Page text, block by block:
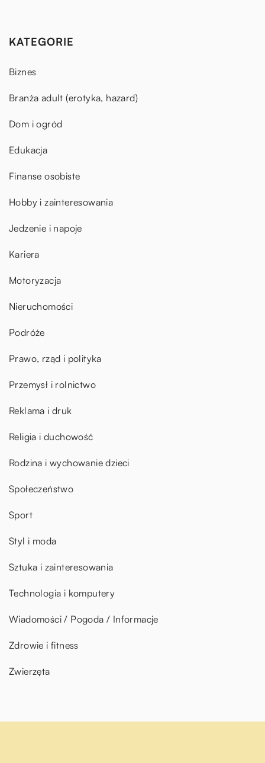
KATEGORIE
Biznes
Branża adult (erotyka, hazard)
Dom i ogród
Edukacja
Finanse osobiste
Hobby i zainteresowania
Jedzenie i napoje
Kariera
Motoryzacja
Nieruchomości
Podróże
Prawo, rząd i polityka
Przemysł i rolnictwo
Reklama i druk
Religia i duchowość
Rodzina i wychowanie dzieci
Społeczeństwo
Sport
Styl i moda
Sztuka i zainteresowania
Technologia i komputery
Wiadomości / Pogoda / Informacje
Zdrowie i fitness
Zwierzęta